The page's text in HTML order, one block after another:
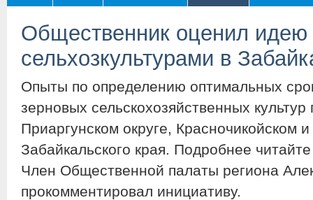
Общественник оценил идею
сельхозкультурами в
Опыты по определению оптимальных
зерновых сельскохозяйственных культур
Приаргунском округе, Красночикойском
Забайкальского края. Подробнее
Член Общественной палаты региона
прокомментировал инициативу.